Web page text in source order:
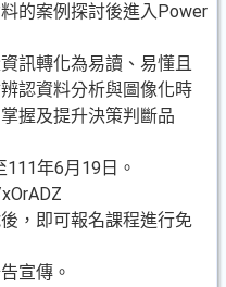
的案例探討後進入Power
訊轉化為易讀、易懂且
認資料分析與圖像化時
握及提升決策判斷品
年6月19日。
，即可報名課程進行免
宣傳。